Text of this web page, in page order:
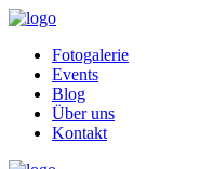
Fotogalerie
Events
Blog
Über uns
Kontakt